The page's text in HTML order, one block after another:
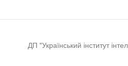
ДП "Український інститут